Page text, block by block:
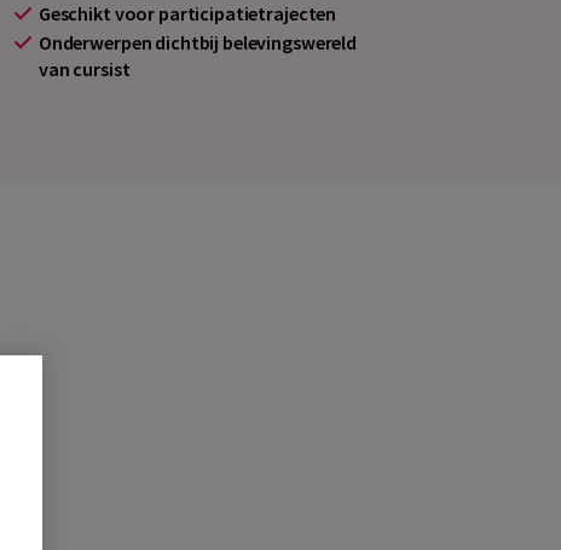
Geschikt voor participatietrajecten
Onderwerpen dichtbij belevingswereld
van cursist